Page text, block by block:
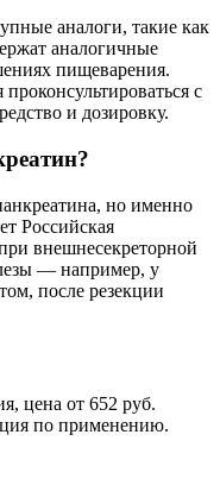
аналоги, такие как
аналогичные
пищеварения.
с
и дозировку.
но именно
Российская
внешнесекреторной
— например, у
после резекции
цена от 652 руб.
по применению.